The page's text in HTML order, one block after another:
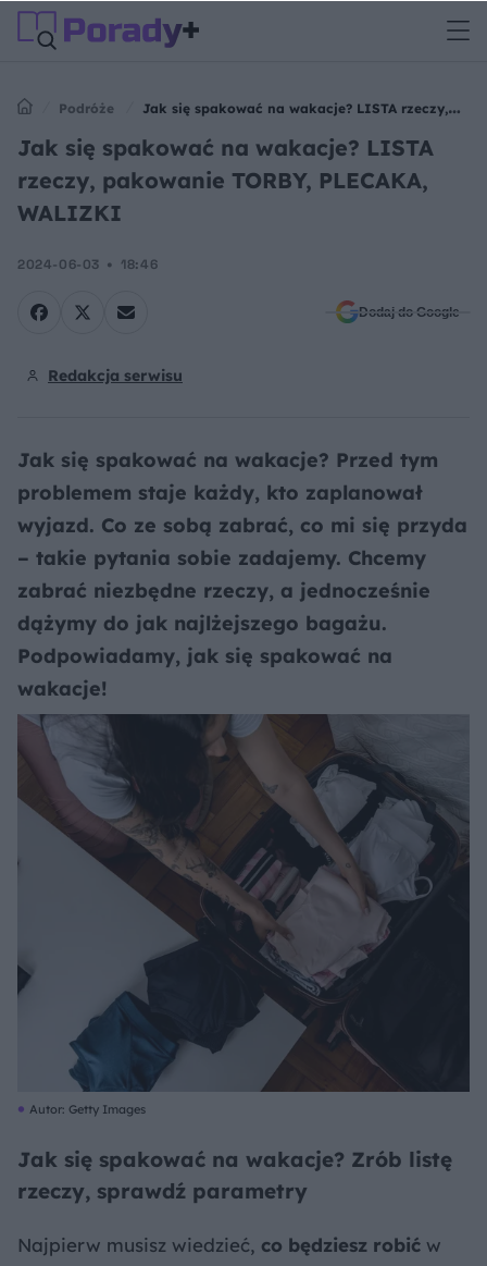
Podróże
Jak się spakować na wakacje? LISTA rzeczy,
pakowanie TORBY, PLECAKA, WALIZKI
Jak się spakować na wakacje? LISTA
rzeczy, pakowanie TORBY, PLECAKA,
WALIZKI
2024-06-03 18:46
Dodaj do Google
Redakcja serwisu
Jak się spakować na wakacje? Przed tym
problemem staje każdy, kto zaplanował
wyjazd. Co ze sobą zabrać, co mi się przyda
– takie pytania sobie zadajemy. Chcemy
zabrać niezbędne rzeczy, a jednocześnie
dążymy do jak najlżejszego bagażu.
Podpowiadamy, jak się spakować na
wakacje!
Autor: Getty Images
Jak się spakować na wakacje? Zrób listę
rzeczy, sprawdź parametry
Najpierw musisz wiedzieć, co będziesz robić w